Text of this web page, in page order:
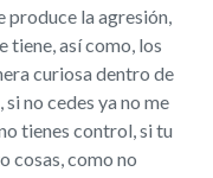
produce la agresión,
tiene, así como, los
curiosa dentro de
si no cedes ya no me
tienes control, si tu
cosas, como no